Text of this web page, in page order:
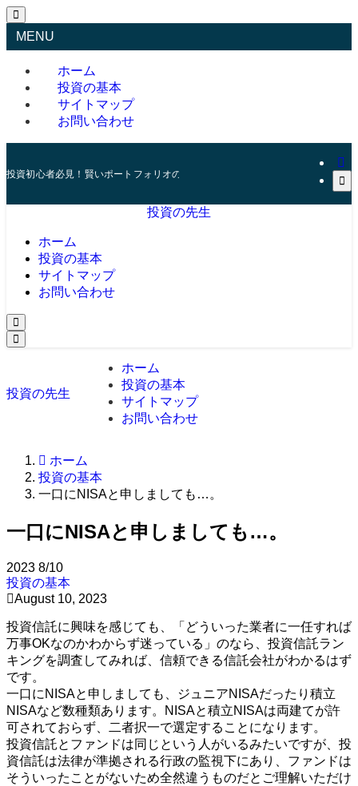
MENU
ホーム
投資の基本
サイトマップ
お問い合わせ
投資初心者必見！賢いポートフォリオの組み方とリスク管理の秘訣
投資の先生
ホーム
投資の基本
サイトマップ
お問い合わせ
投資の先生
ホーム
投資の基本
サイトマップ
お問い合わせ
ホーム
投資の基本
一口にNISAと申しましても…。
一口にNISAと申しましても…。
2023 8/10
投資の基本
August 10, 2023
投資信託に興味を感じても、「どういった業者に一任すれば
万事OKなのかわからず迷っている」のなら、投資信託ラン
キングを調査してみれば、信頼できる信託会社がわかるはず
です。
一口にNISAと申しましても、ジュニアNISAだったり積立
NISAなど数種類あります。NISAと積立NISAは両建てが許
可されておらず、二者択一で選定することになります。
投資信託とファンドは同じという人がいるみたいですが、投
資信託は法律が準拠される行政の監視下にあり、ファンドは
そういったことがないため全然違うものだとご理解いただけ